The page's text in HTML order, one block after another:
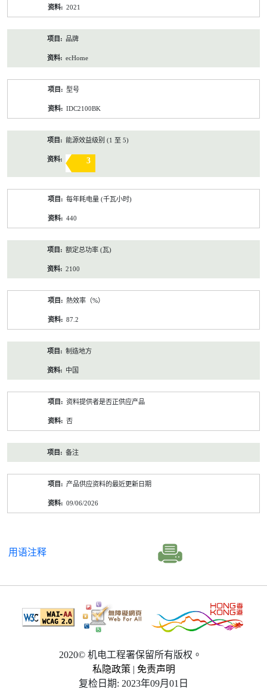
2021
品牌
ecHome
型号
IDC2100BK
能源效益级别 (1 至 5)
3
每年耗电量 (千瓦小时)
440
额定总功率 (瓦)
2100
熱效率（%）
87.2
制造地方
中国
资料提供者是否正供应产品
否
备注
产品供应资料的最近更新日期
09/06/2026
用语注释
2020© 机电工程署保留所有版权。
私隐政策 | 免责声明
复检日期: 2023年09月01日